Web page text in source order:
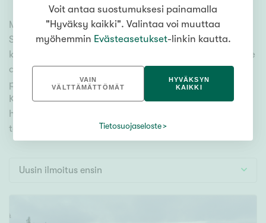
Asuntotyyppi
Kerros-/luhtitalo
Rivitalo/paritalo
Omakoti-/erillistalo
Maa- tai metsätila
Vapaa-ajan asunto
Autotalli
Meiltä löydät myytävät asunnot Kuopio
Saaristokaupunki, oli tarpeesi mikä vain! Tuhansien
kohteiden ja satojen kiinteistönvälittäjien verkostomme
auttaa sinua kenties elämäsi tärkeimmässä
päätöksessä. Katso alta kaikki myytävät asunnot
Kuopio Saaristokaupunki. Hyödynnä myös kätevää
hakutyökaluamme, jonka avulla löydät omien
toiveidesi mukaisen kodin.
Uusin ilmoitus ensin
Voit antaa suostumuksesi painamalla
"Hyväksy kaikki". Valintaa voi muuttaa
myöhemmin Evästeasetukset-linkin kautta.
VAIN
VÄLTTÄMÄTTÖMÄT
HYVÄKSYN
KAIKKI
Tietosuojaseloste